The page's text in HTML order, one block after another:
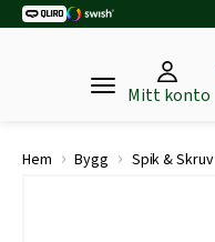
Mitt konto
Hem › Bygg › Spik & Skruv